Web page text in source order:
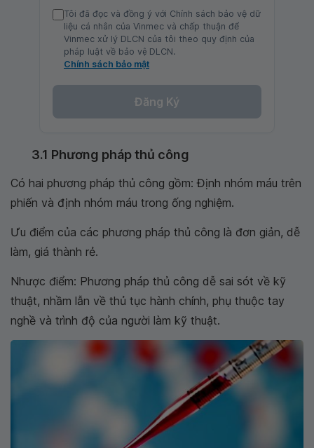
Tôi đã đọc và đồng ý với Chính sách bảo vệ dữ
liệu cá nhân của Vinmec và chấp thuận để
Vinmec xử lý DLCN của tôi theo quy định của
pháp luật về bảo vệ DLCN.
Chính sách bảo mật
Đăng Ký
3.1 Phương pháp thủ công
Có hai phương pháp thủ công gồm: Định nhóm máu trên
phiến và định nhóm máu trong ống nghiệm.
Ưu điểm của các phương pháp thủ công là đơn giản, dễ
làm, giá thành rẻ.
Nhược điểm: Phương pháp thủ công dễ sai sót về kỹ
thuật, nhầm lẫn về thủ tục hành chính, phụ thuộc tay
nghề và trình độ của người làm kỹ thuật.